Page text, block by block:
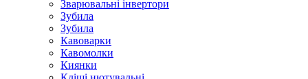
Зварювальні інвертори
Зубила
Зубила
Кавоварки
Кавомолки
Киянки